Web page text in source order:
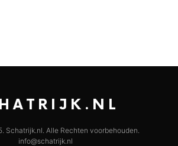
Schatrijk.nl. Alle Rechten voorbehouden.
info@schatrijk.nl